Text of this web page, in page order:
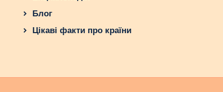
Блог
Цікаві факти про країни